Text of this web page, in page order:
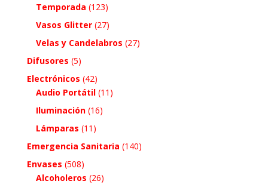
Temporada (123)
Vasos Glitter (27)
Velas y Candelabros (27)
Difusores (5)
Electrónicos (42)
Audio Portátil (11)
Iluminación (16)
Lámparas (11)
Emergencia Sanitaria (140)
Envases (508)
Alcoholeros (26)